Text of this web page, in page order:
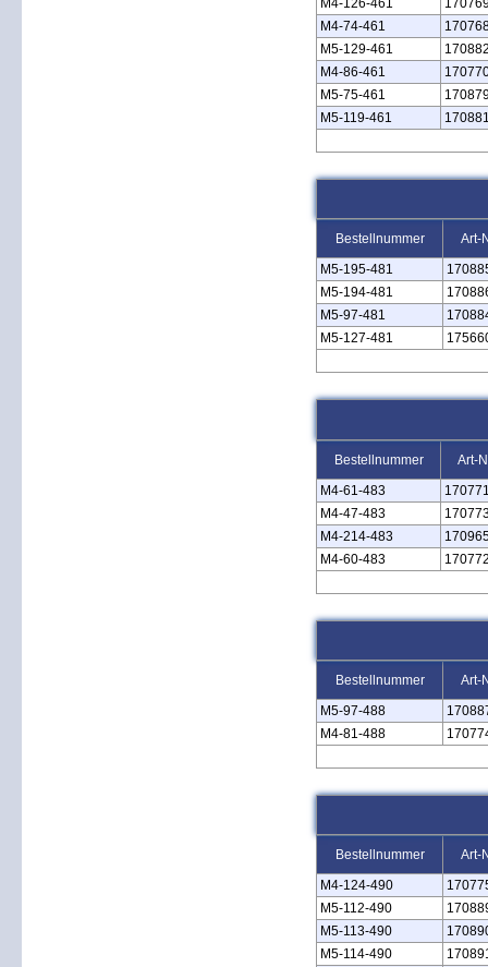
M4‑126‑461
M4‑74‑461
M5‑129‑461
M4‑86‑461
M5‑75‑461
M5‑119‑461
Bestellnummer
Art-
M5‑195‑481
M5‑194‑481
M5‑97‑481
M5‑127‑481
Bestellnummer
Art-
M4‑61‑483
M4‑47‑483
M4‑214‑483
M4‑60‑483
Bestellnummer
Art-
M5‑97‑488
M4‑81‑488
Bestellnummer
Art-
M4‑124‑490
M5‑112‑490
M5‑113‑490
M5‑114‑490